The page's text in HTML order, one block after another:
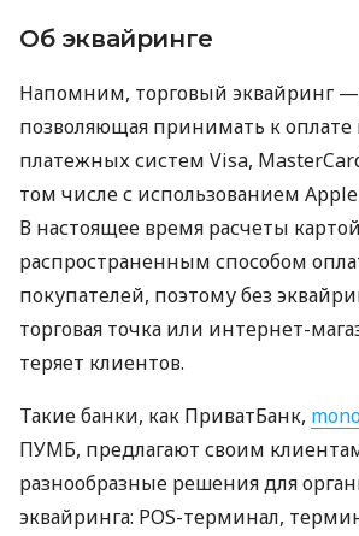
Об эквайринге
Напомним, торговый эквайринг —
позволяющая принимать к оплате
платежных систем Visa,
том числе с использованием Apple
В настоящее время расчеты
распространенным способом
покупателей, поэтому без
торговая точка или интернет-
теряет клиентов.
Такие банки, как ПриватБанк,
ПУМБ, предлагают своим
разнообразные решения для
эквайринга: POS-терминал,